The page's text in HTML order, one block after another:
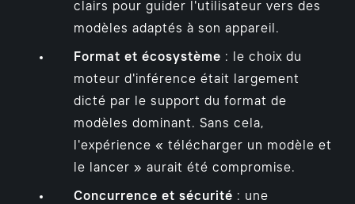
clairs pour guider l'utilisateur vers des
modèles adaptés à son appareil.
Format et écosystème : le choix du
moteur d'inférence était largement
dicté par le support du format de
modèles dominant. Sans cela,
l'expérience « télécharger un modèle et
le lancer » aurait été compromise.
Concurrence et sécurité : une